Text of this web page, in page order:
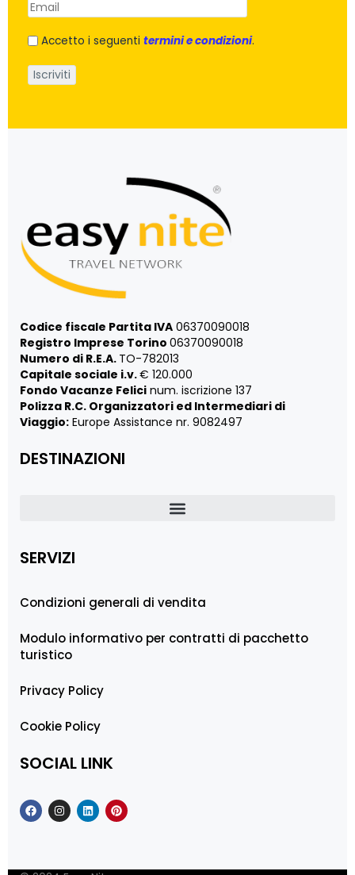
Accetto i seguenti termini e condizioni.
Codice fiscale Partita IVA 06370090018
Registro Imprese Torino 06370090018
Numero di R.E.A. TO-782013
Capitale sociale i.v.€ 120.000
Fondo Vacanze Felici num. iscrizione 137
Polizza R.C. Organizzatori ed Intermediari di
Viaggio: Europe Assistance nr. 9082497
DESTINAZIONI
SERVIZI
Condizioni generali di vendita
Modulo informativo per contratti di pacchetto
turistico
Privacy Policy
Cookie Policy
SOCIAL LINK